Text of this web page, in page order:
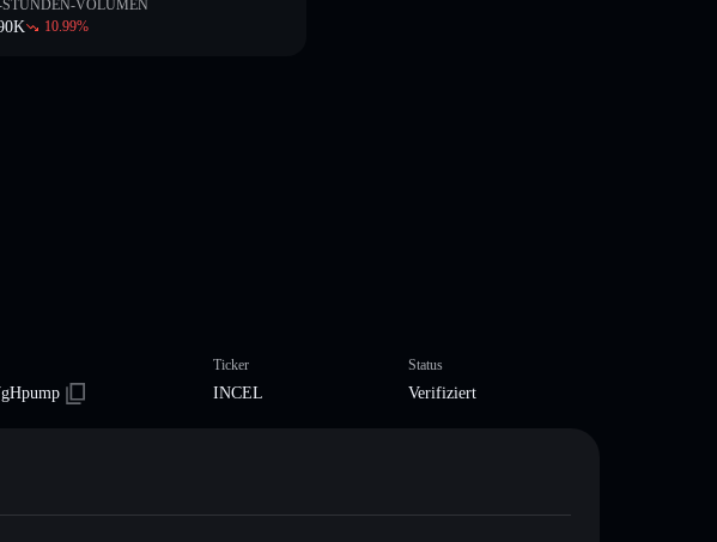
STUNDEN-VOLUMEN
10.99%
Ticker
INCEL
Status
Verifiziert